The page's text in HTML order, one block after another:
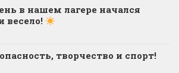
в нашем лагере начался
весело!
творчество и спорт!